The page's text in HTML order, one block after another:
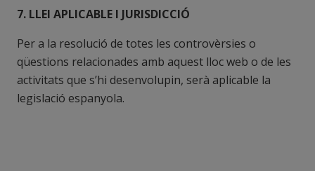
7. LLEI APLICABLE I JURISDICCIÓ
Per a la resolució de totes les controvèrsies o
qüestions relacionades amb aquest lloc web o de les
activitats que s’hi desenvolupin, serà aplicable la
legislació espanyola.